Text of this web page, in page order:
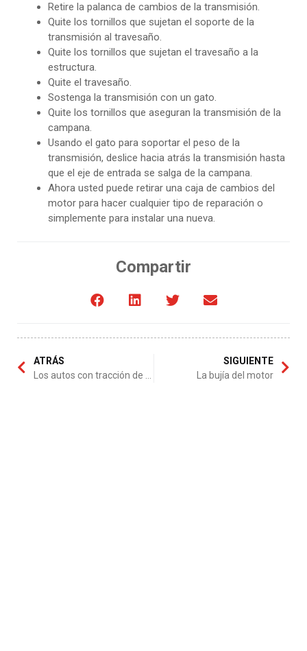
Retire la palanca de cambios de la transmisión.
Quite los tornillos que sujetan el soporte de la
transmisión al travesaño.
Quite los tornillos que sujetan el travesaño a la
estructura.
Quite el travesaño.
Sostenga la transmisión con un gato.
Quite los tornillos que aseguran la transmisión de la
campana.
Usando el gato para soportar el peso de la
transmisión, deslice hacia atrás la transmisión hasta
que el eje de entrada se salga de la campana.
Ahora usted puede retirar una caja de cambios del
motor para hacer cualquier tipo de reparación o
simplemente para instalar una nueva.
Compartir
ATRÁS
SIGUIENTE
La bujía del motor